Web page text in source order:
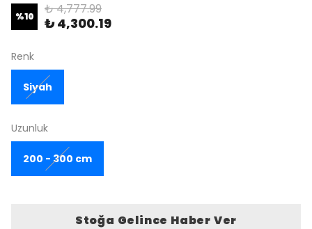
%10 ₺ 4,777.99
₺ 4,300.19
Renk
Siyah
Uzunluk
200 - 300 cm
Stoğa Gelince Haber Ver